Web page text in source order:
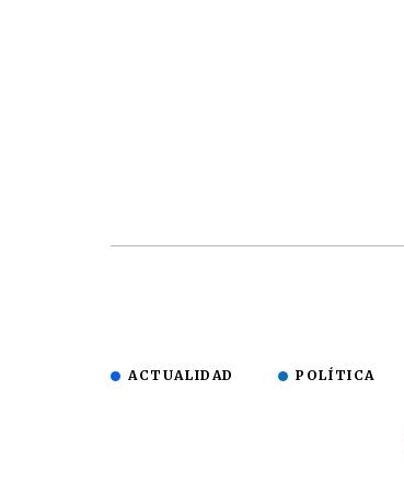
ACTUALIDAD POLÍTICA